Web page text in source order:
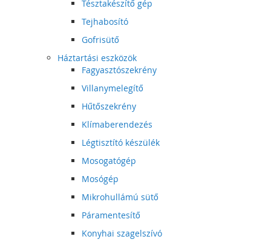
Tésztakészítő gép
Tejhabosító
Gofrisütő
Háztartási eszközök
Fagyasztószekrény
Villanymelegítő
Hűtőszekrény
Klímaberendezés
Légtisztító készülék
Mosogatógép
Mosógép
Mikrohullámú sütő
Páramentesítő
Konyhai szagelszívó